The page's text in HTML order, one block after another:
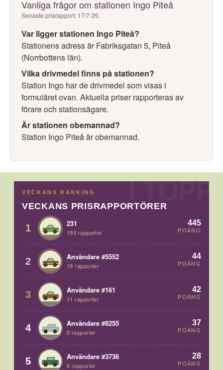
Vanliga frågor om stationen Ingo Piteå
Senaste prisrapport: 17/7-26.
Var ligger stationen Ingo Piteå?
Stationens adress är Fabriksgatan 5, Piteå
(Norrbottens län).
Vilka drivmedel finns på stationen?
Station Ingo har de drivmedel som visas i
formuläret ovan. Aktuella priser rapporteras av
förare och stationsägare.
Är stationen obemannad?
Station Ingo Piteå är obemannad.
VECKANS RANKING
VECKANS PRISRAPPORTÖRER
1 231
193 rapporter
445
POÄNG
2 Användare #5552
19 rapporter
44
POÄNG
3 Användare #161
11 rapporter
42
POÄNG
4 Användare #8255
5 rapporter
37
POÄNG
5 Användare #3736
6 rapporter
28
POÄNG